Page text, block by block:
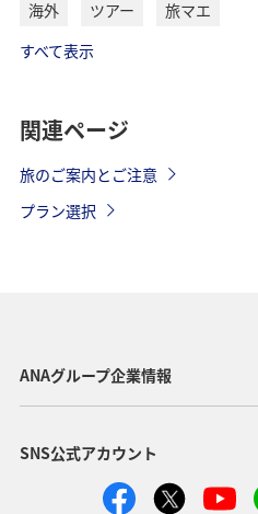
海外 ツアー
旅マエ
すべて表示
関連ページ
旅のご案内とご注意
プラン選択
ANAグループ企業情報
SNS公式アカウント